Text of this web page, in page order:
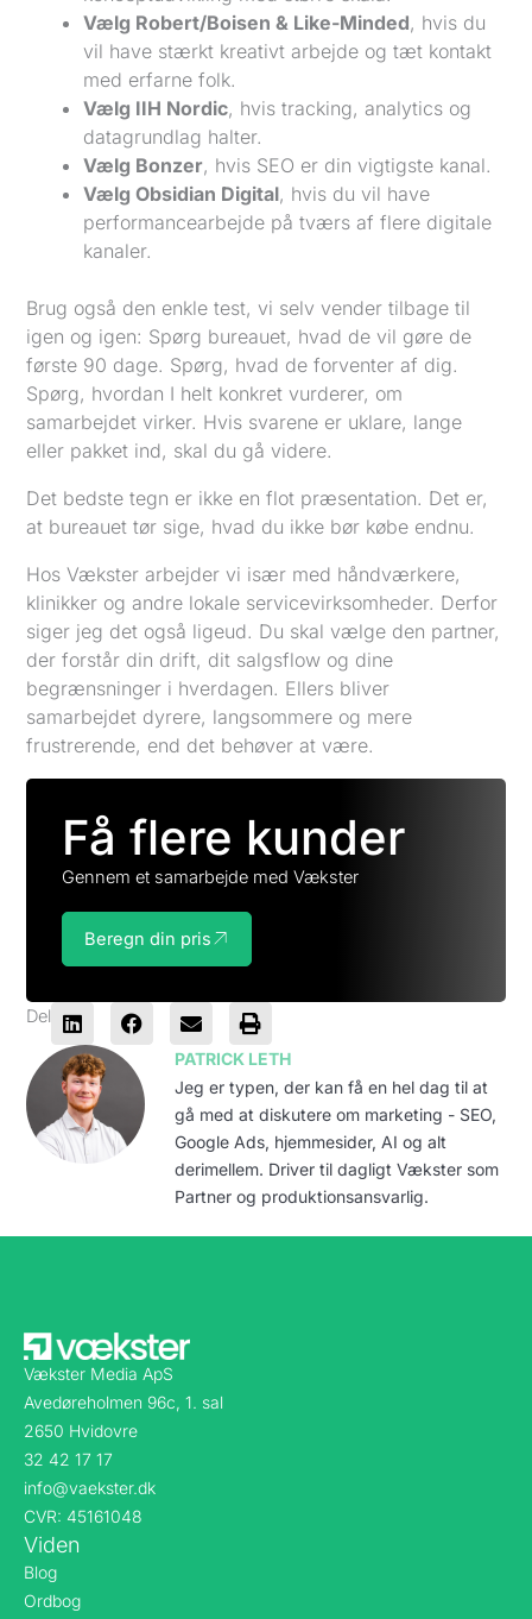
Vælg Robert/Boisen & Like-Minded, hvis du
vil have stærkt kreativt arbejde og tæt kontakt
med erfarne folk.
Vælg IIH Nordic, hvis tracking, analytics og
datagrundlag halter.
Vælg Bonzer, hvis SEO er din vigtigste kanal.
Vælg Obsidian Digital, hvis du vil have
performancearbejde på tværs af flere digitale
kanaler.
Brug også den enkle test, vi selv vender tilbage til
igen og igen: Spørg bureauet, hvad de vil gøre de
første 90 dage. Spørg, hvad de forventer af dig.
Spørg, hvordan I helt konkret vurderer, om
samarbejdet virker. Hvis svarene er uklare, lange
eller pakket ind, skal du gå videre.
Det bedste tegn er ikke en flot præsentation. Det er,
at bureauet tør sige, hvad du ikke bør købe endnu.
Hos Vækster arbejder vi især med håndværkere,
klinikker og andre lokale servicevirksomheder. Derfor
siger jeg det også ligeud. Du skal vælge den partner,
der forstår din drift, dit salgsflow og dine
begrænsninger i hverdagen. Ellers bliver
samarbejdet dyrere, langsommere og mere
frustrerende, end det behøver at være.
Få flere kunder
Gennem et samarbejde med Vækster
Beregn din pris
Del
PATRICK LETH
Jeg er typen, der kan få en hel dag til at
gå med at diskutere om marketing - SEO,
Google Ads, hjemmesider, AI og alt
derimellem. Driver til dagligt Vækster som
Partner og produktionsansvarlig.
Vækster Media ApS
Avedøreholmen 96c, 1. sal
2650 Hvidovre
32 42 17 17
info@vaekster.dk
CVR: 45161048
Viden
Blog
Ordbog